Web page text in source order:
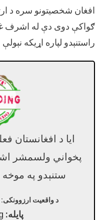
افغان شخصیتونو سره د
ګواکې دوی دې له اشرف
راستنېدو لپاره اړیکه
ایا د افغانستان
پخواني ولسمشر
ستنېدو په موخه
د واقعیت ارزوونکی:
پایله: